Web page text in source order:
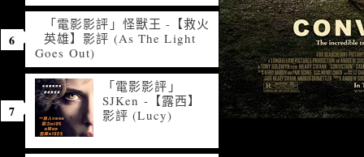
「電影影評」怪獸王 -【救火
英雄】影評 (As The Light
Goes Out)
「電影影評」
SJKen -【露西】
影評 (Lucy)